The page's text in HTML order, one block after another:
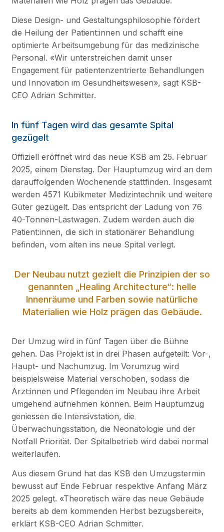
Diese Design- und Gestaltungsphilosophie fördert
die Heilung der Patient:innen und schafft eine
optimierte Arbeitsumgebung für das medizinische
Personal. «Wir unterstreichen damit unser
Engagement für patientenzentrierte Behandlungen
und Innovation im Gesundheitswesen», sagt KSB-
CEO Adrian Schmitter.
In fünf Tagen wird das gesamte Spital
gezügelt
Offiziell eröffnet wird das neue KSB am 25. Februar
2025, einem Dienstag. Der Hauptumzug wird an dem
darauffolgenden Wochenende stattfinden. Insgesamt
werden 4571 Kubikmeter Medizintechnik und weitere
Güter gezügelt. Das entspricht der Ladung von 76
40-Tonnen-Lastwagen. Zudem werden auch die
Patient:innen, die sich in stationärer Behandlung
befinden, vom alten ins neue Spital verlegt.
Der Neubau nutzt gezielt die Prinzipien der so
genannten „Healing Architecture“: helle
Innenräume und Farben sowie natürliche
Materialien wie Holz prägen das Gebäude.
Der Umzug wird in fünf Tagen über die Bühne
gehen. Das Projekt ist in drei Phasen aufgeteilt: Vor-,
Haupt- und Nachumzug. Im Vorumzug wird
beispielsweise Material verschoben, sodass die
Ärzt:innen und Pflegenden im Neubau ihre Arbeit
umgehend aufnehmen können. Beim Hauptumzug
geniessen die Intensivstation, die
Überwachungsstation, die Neonatologie und der
Notfall Priorität. Der Spitalbetrieb wird dabei normal
weiterlaufen.
Aus diesem Grund hat das KSB den Umzugstermin
bewusst auf Ende Februar respektive Anfang März
2025 gelegt. «Theoretisch wäre das neue Gebäude
bereits ab dem kommenden Herbst bezugsbereit»,
erklärt KSB-CEO Adrian Schmitter.